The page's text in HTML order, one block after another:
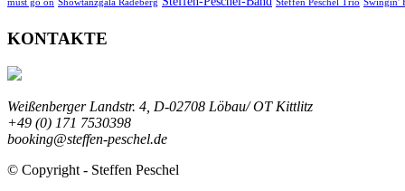
must go on Showtanzgala Radeberg Steffen Peschel Trio Swingin'
KONTAKTE
Weißenberger Landstr. 4, D-02708 Löbau/ OT Kittlitz
+49 (0) 171 7530398
booking@steffen-peschel.de
© Copyright - Steffen Peschel